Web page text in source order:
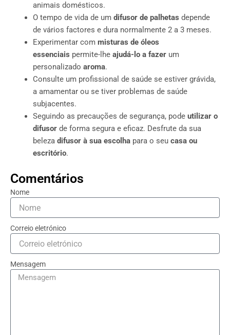
animais domésticos.
O tempo de vida de um difusor de palhetas depende
de vários factores e dura normalmente 2 a 3 meses.
Experimentar com misturas de óleos
essenciais permite-lhe ajudá-lo a fazerum
personalizado aroma.
Consulte um profissional de saúde se estiver grávida,
a amamentar ou se tiver problemas de saúde
subjacentes.
Seguindo as precauções de segurança, pode utilizar o
difusorde forma segura e eficaz. Desfrute da sua
beleza difusor à sua escolhapara o seu casa ou
escritório.
Comentários
Nome
Correio eletrónico
Mensagem